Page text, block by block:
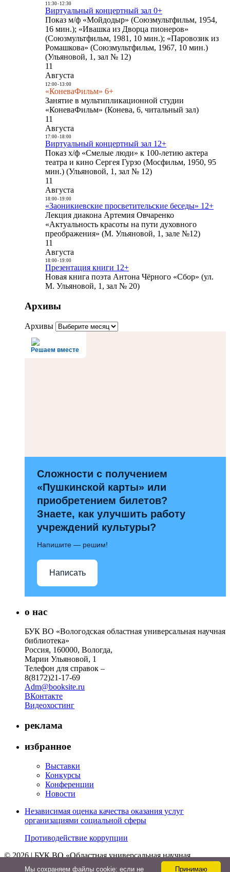
11:30- 12:30
Виртуальный концертный зал 0+
Показ м/ф «Мойдодыр» (Союзмультфильм, 1954,
16 мин.); «Ивашка из Дворца пионеров»
(Союзмультфильм, 1981, 10 мин.); «Паровозик из
Ромашкова» (Союзмультфильм, 1967, 10 мин.)
(Ульяновой, 1, зал № 12)
11
Августа
12:00- 13:00
«КоневаФильм» 6+
Занятие в мультипликационной студии
«КоневаФильм» (Конева, 6, читальный зал)
11
Августа
17:00- 18:00
Виртуальный концертный зал 12+
Показ х/ф «Смелые люди» к 100-летию актера
театра и кино Сергея Гурзо (Мосфильм, 1950, 95
мин.) (Ульяновой, 1, зал № 12)
11
Августа
18:00- 19:00
«Заоникиевские просветительские беседы» 12+
Лекция диакона Артемия Овчаренко
«Актуальность красоты на пути духовного
преображения» (М. Ульяновой, 1, зале №12)
11
Августа
18:00- 19:00
Презентация книги 12+
Новая книга поэта Антона Чёрного «Сбор» (ул.
М. Ульяновой, 1, зал № 20)
Архивы
Архивы
Решаем вместе
Сложности с получением
«Пушкинской карты» или
приобретением билетов?
Знаете, как улучшить работу
учреждений культуры?
Напишите — решим!
Написать
о нас
БУК ВО «Вологодская областная универсальная научная
библиотека»
Россия, 160000, Вологда,
Марии Ульяновой, 1
Телефон для справок –
8(8172)21-17-69
Adm@booksite.ru
ВКонтакте
Видеохостинг
реклама
избранное
Выставки
Конкурсы
Конференции
Новости
Независимая оценка качества оказания услуг
организациями социальной сферы
Противодействие коррупции
© 2026 | БУК ВО «Областная универсальная научная
библиотека»
Принимаю
Мы cохраняем файлы cookie: если не